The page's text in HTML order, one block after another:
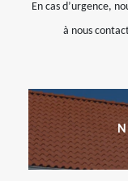
En cas d’urgence,
à nous